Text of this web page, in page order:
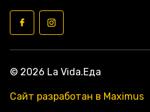
© 2026 La Vida.Еда
Сайт разработан в Maximus